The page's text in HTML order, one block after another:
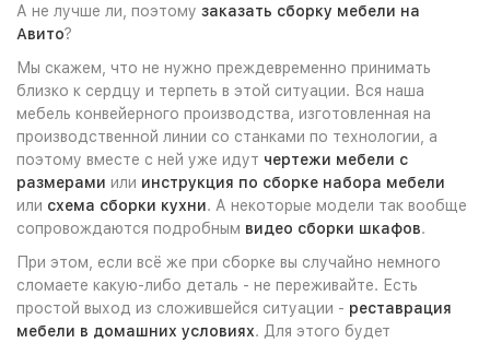
А не лучше ли, поэтому заказать сборку мебели на
Авито?
Мы скажем, что не нужно преждевременно принимать
близко к сердцу и терпеть в этой ситуации. Вся наша
мебель конвейерного производства, изготовленная на
производственной линии со станками по технологии, а
поэтому вместе с ней уже идут чертежи мебели с
размерами или инструкция по сборке набора мебели
или схема сборки кухни. А некоторые модели так вообще
сопровождаются подробным видео сборки шкафов.
При этом, если всё же при сборке вы случайно немного
сломаете какую-либо деталь - не переживайте. Есть
простой выход из сложившейся ситуации - реставрация
мебели в домашних условиях. Для этого будет